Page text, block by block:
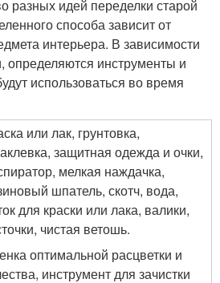
разных идей переделки старой
способа зависит от
интерьера. В зависимости
определяются инструменты и
использоваться во время
или лак, грунтовка,
защитная одежда и очки,
мелкая наждачка,
шпатель, скотч, вода,
для краски или лака, валики,
чистая ветошь.
оптимальной расцветки и
инструмент для зачистки